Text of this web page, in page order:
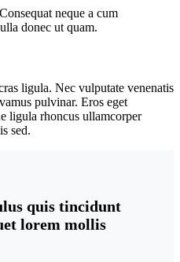
neque a cum
donec ut quam.
ligula. Nec vulputate venenatis
pulvinar. Eros eget
ligula rhoncus ullamcorper
sed.
quis tincidunt
lorem mollis